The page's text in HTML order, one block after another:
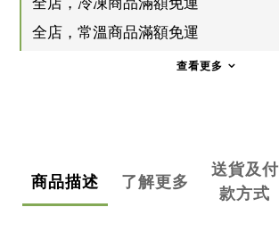
全店，常溫商品滿額免運
查看更多
商品描述 了解更多
送貨及付
款方式